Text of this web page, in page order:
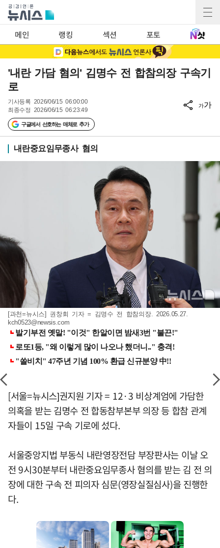
메인 랭킹 섹션 포토
'내란 가담 혐의' 김명수 전 합참의장 구속기
로
기사등록 2026/06/15 06:00:00
최종수정 2026/06/15 06:23:49
구글에서 선호하는 매체로 추가
가가
내란중요임무종사 혐의
[과천=뉴시스] 권창회 기자 = 김명수 전 합참의장. 2026.05.27.
kch0523@newsis.com
[서울=뉴시스]권지원 기자 = 12·3 비상계엄에 가담한
의혹을 받는 김명수 전 합동참부본부 의장 등 합참 관계
자들이 15일 구속 기로에 섰다.
서울중앙지법 부동식 내란영장전담 부장판사는 이날 오
전 9시30분부터 내란중요임무종사 혐의를 받는 김 전 의
장에 대한 구속 전 피의자 심문(영장실질심사)을 진행한
다.